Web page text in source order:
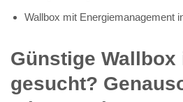
Wallbox mit Energiemanagement
Günstige
gesucht?